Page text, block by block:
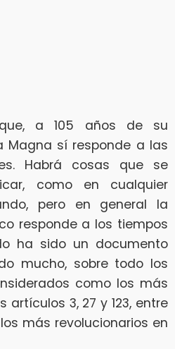
a 105 años de su
Magna sí responde a las
Habrá cosas que se
como en cualquier
pero en general la
responde a los tiempos
ha sido un documento
mucho, sobre todo los
como los más
3, 27 y 123, entre
más revolucionarios en